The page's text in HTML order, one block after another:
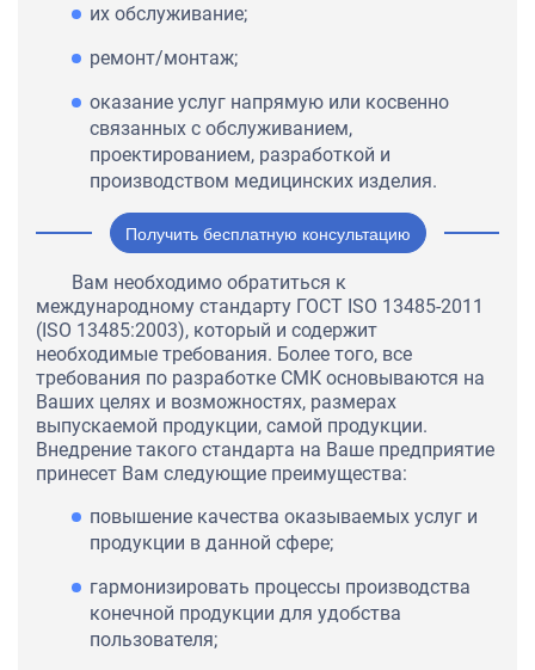
их обслуживание;
ремонт/монтаж;
оказание услуг напрямую или косвенно
связанных с обслуживанием,
проектированием, разработкой и
производством медицинских изделия.
Получить бесплатную консультацию
Вам необходимо обратиться к
международному стандарту ГОСТ ISO 13485-2011
(ISO 13485:2003), который и содержит
необходимые требования. Более того, все
требования по разработке СМК основываются на
Ваших целях и возможностях, размерах
выпускаемой продукции, самой продукции.
Внедрение такого стандарта на Ваше предприятие
принесет Вам следующие преимущества:
повышение качества оказываемых услуг и
продукции в данной сфере;
гармонизировать процессы производства
конечной продукции для удобства
пользователя;